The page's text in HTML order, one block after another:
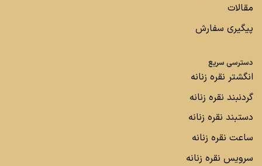
مقالات
پیگیری سفارش
دسترسی سریع
انگشتر نقره زنانه
گردنبند نقره زنانه
دستبند نقره زنانه
ساعت نقره زنانه
سرویس نقره زنانه